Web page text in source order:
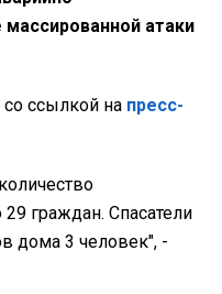
атаки
со ссылкой на пресс-
граждан. Спасатели
дома 3 человек", -